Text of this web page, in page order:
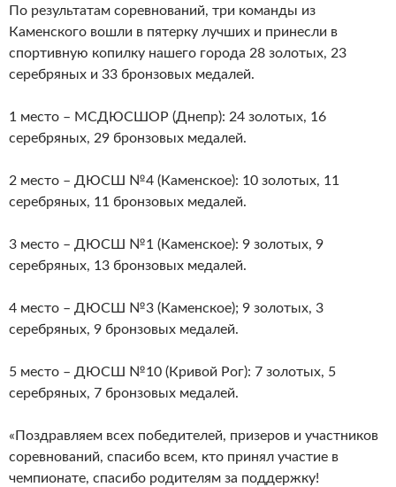
По результатам соревнований, три команды из
Каменского вошли в пятерку лучших и принесли в
спортивную копилку нашего города 28 золотых, 23
серебряных и 33 бронзовых медалей.
1 место – МСДЮСШОР (Днепр): 24 золотых, 16
серебряных, 29 бронзовых медалей.
2 место – ДЮСШ №4 (Каменское): 10 золотых, 11
серебряных, 11 бронзовых медалей.
3 место – ДЮСШ №1 (Каменское): 9 золотых, 9
серебряных, 13 бронзовых медалей.
4 место – ДЮСШ №3 (Каменское); 9 золотых, 3
серебряных, 9 бронзовых медалей.
5 место – ДЮСШ №10 (Кривой Рог): 7 золотых, 5
серебряных, 7 бронзовых медалей.
«Поздравляем всех победителей, призеров и участников
соревнований, спасибо всем, кто принял участие в
чемпионате, спасибо родителям за поддержку!